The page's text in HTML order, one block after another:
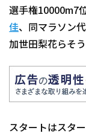
選手権10000m7
佳、同マラソン
加世田梨花らそ
スタートはスタ